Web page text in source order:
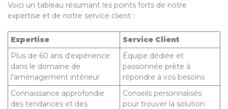
Voici un tableau résumant les points forts de notre
expertise et de notre service client :
Expertise
Service Client
Plus de 60 ans d'expérience
dans le domaine de
l'aménagement intérieur
Équipe dédiée et
passionnée prête à
répondre à vos besoins
Connaissance approfondie
des tendances et des
Conseils personnalisés
pour trouver la solution